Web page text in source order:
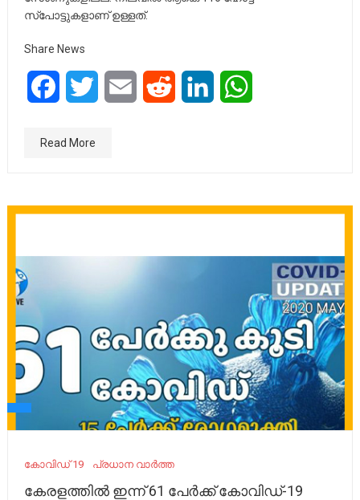
സ്‌പോട്ടുകളാണ് ഉള്ളത്.
Share News
FacebookTwitter Email Reddit LinkedIn
Read More
കോവിഡ് 19 പ്രധാന വാർത്ത
കേരളത്തില്‍ ഇന്ന് 61 പേര്‍ക്ക് കോവിഡ്-19